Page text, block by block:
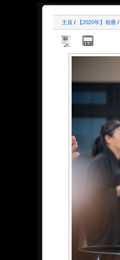
主頁 / 【2020年】相冊 /